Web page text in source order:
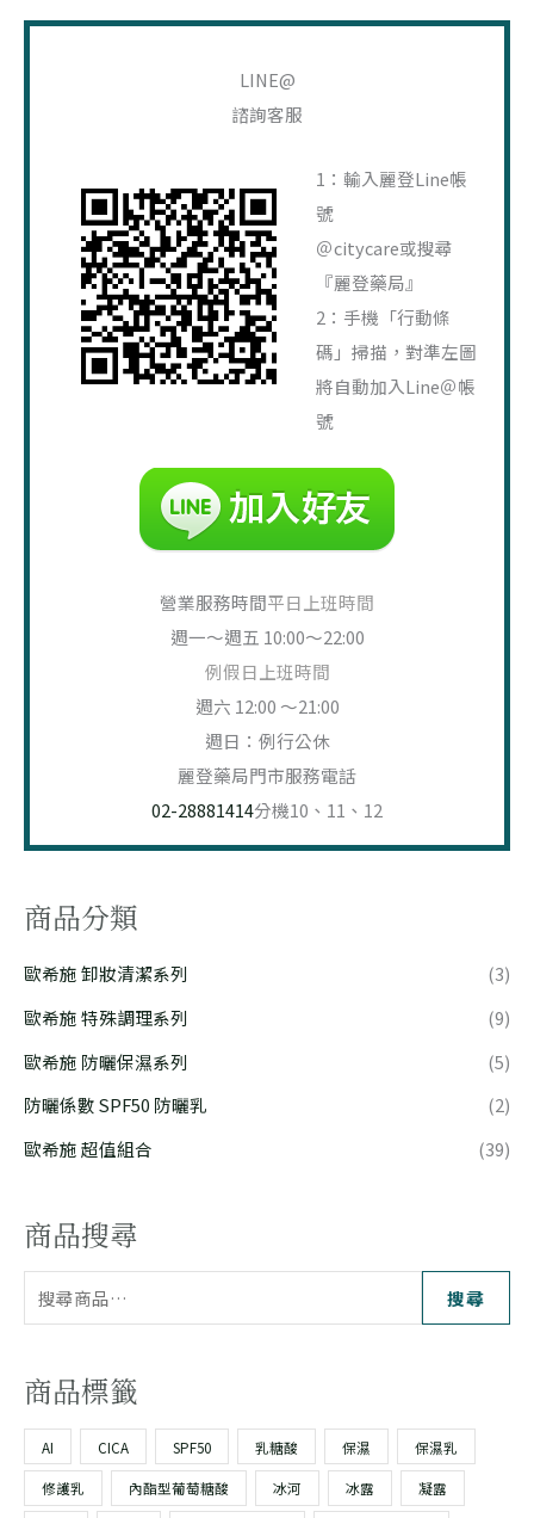
LINE@
諮詢客服
1：輸入麗登Line帳
號
＠citycare或搜尋
『麗登藥局』
2：手機「行動條
碼」掃描，對準左圖
將自動加入Line＠帳
號
營業服務時間平日上班時間
週一～週五 10:00～22:00
例假日上班時間
週六 12:00 ～21:00
週日：例行公休
麗登藥局門市服務電話
02-28881414分機10、11、12
商品分類
歐希施 卸妝清潔系列
(3)
歐希施 特殊調理系列
(9)
歐希施 防曬保濕系列
(5)
防曬係數 SPF50 防曬乳
(2)
歐希施 超值組合
(39)
商品搜尋
搜尋
商品標籤
AI CICA SPF50 乳糖酸 保濕 保濕乳
修護乳 內酯型葡萄糖酸 冰河 冰露 凝露